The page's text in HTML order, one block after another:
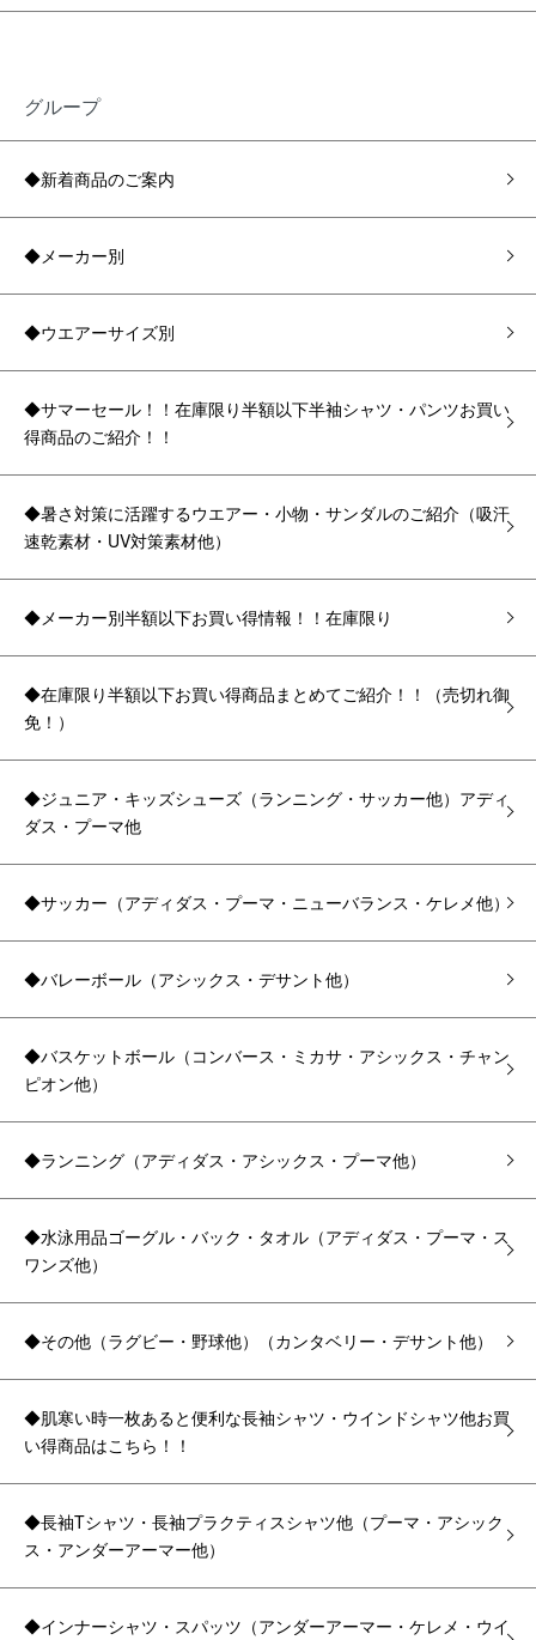
グループ
◆新着商品のご案内
◆メーカー別
◆ウエアーサイズ別
◆サマーセール！！在庫限り半額以下半袖シャツ・パンツお買い
得商品のご紹介！！
◆暑さ対策に活躍するウエアー・小物・サンダルのご紹介（吸汗
速乾素材・UV対策素材他）
◆メーカー別半額以下お買い得情報！！在庫限り
◆在庫限り半額以下お買い得商品まとめてご紹介！！（売切れ御
免！）
◆ジュニア・キッズシューズ（ランニング・サッカー他）アディ
ダス・プーマ他
◆サッカー（アディダス・プーマ・ニューバランス・ケレメ他）
◆バレーボール（アシックス・デサント他）
◆バスケットボール（コンバース・ミカサ・アシックス・チャン
ピオン他）
◆ランニング（アディダス・アシックス・プーマ他）
◆水泳用品ゴーグル・バック・タオル（アディダス・プーマ・ス
ワンズ他）
◆その他（ラグビー・野球他）（カンタベリー・デサント他）
◆肌寒い時一枚あると便利な長袖シャツ・ウインドシャツ他お買
い得商品はこちら！！
◆長袖Tシャツ・長袖プラクティスシャツ他（プーマ・アシック
ス・アンダーアーマー他）
◆インナーシャツ・スパッツ（アンダーアーマー・ケレメ・ウイ